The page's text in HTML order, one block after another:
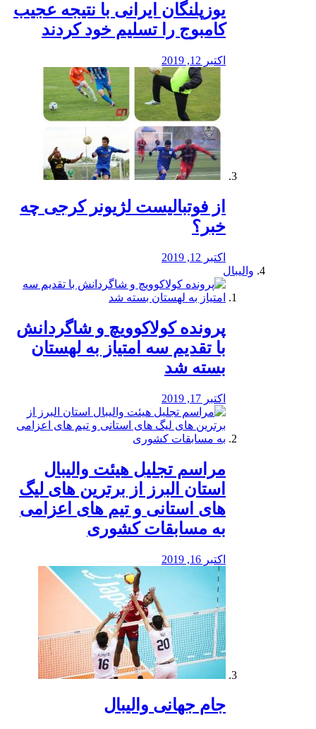
یوزپلنگان ایرانی با نتیجه عجیب
کامبوج را تسلیم خود کردند
اکتبر 12, 2019
از فوتبالیست لژیونر کرجی چه
خبر؟
اکتبر 12, 2019
والیبال
پرونده کولاکوویچ و شاگردانش
با تقدیم سه امتیاز به لهستان
بسته شد
اکتبر 17, 2019
مراسم تجلیل هیئت والیبال
استان البرز از برترین های لیگ
های استانی و تیم های اعزامی
به مسابقات کشوری
اکتبر 16, 2019
جام جهانی والیبال